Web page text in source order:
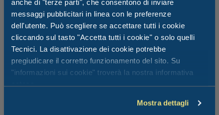
anche di "terze parti", che consentono di inviare
messaggi pubblicitari in linea con le preferenze
dell'utente. Può scegliere se accettare tutti i cookie
cliccando sul tasto "Accetta tutti i cookie" o solo quelli
Tecnici. La disattivazione dei cookie potrebbe
pregiudicare il corretto funzionamento del sito. Su
"informazioni sui cookie" troverà la nostra informativa
estesa.
Mostra dettagli
veniva seguita dai pescatori provenienti da tutto il lago.
Ma ciò che attira i sommozzatori è la grande parete rocciosa
formata da due balconate ricoperte da coloratissime spugne
gialle, e una grotta che scende fino alla profondità di 150
mt nella quale si possono ammirare i pregiati persici reali
che trovano rifugio al suo interno.